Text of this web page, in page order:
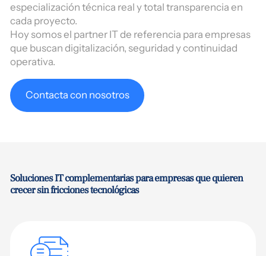
especialización técnica real y total transparencia en
cada proyecto.
Hoy somos el partner IT de referencia para empresas
que buscan digitalización, seguridad y continuidad
operativa.
Contacta con nosotros
Soluciones IT complementarias para empresas que quieren
crecer sin fricciones tecnológicas